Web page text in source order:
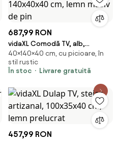
687,99 RON
vidaXL Comodă TV, alb,
140x40x40 cm, lemn masiv de
pin
40×140×40 cm, cu picioare, în
stil rustic
În stoc
Livrare gratuită
457,99 RON